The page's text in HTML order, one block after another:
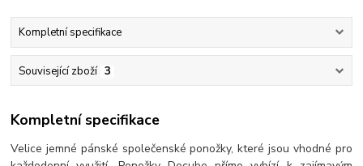
Kompletní specifikace
Související zboží 3
Kompletní specifikace
Velice jemné pánské společenské ponožky, které jsou vhodné pro